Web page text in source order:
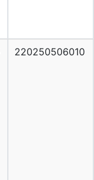
220250506010